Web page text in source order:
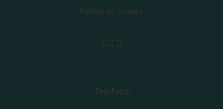
Política de Cookies
Telefone